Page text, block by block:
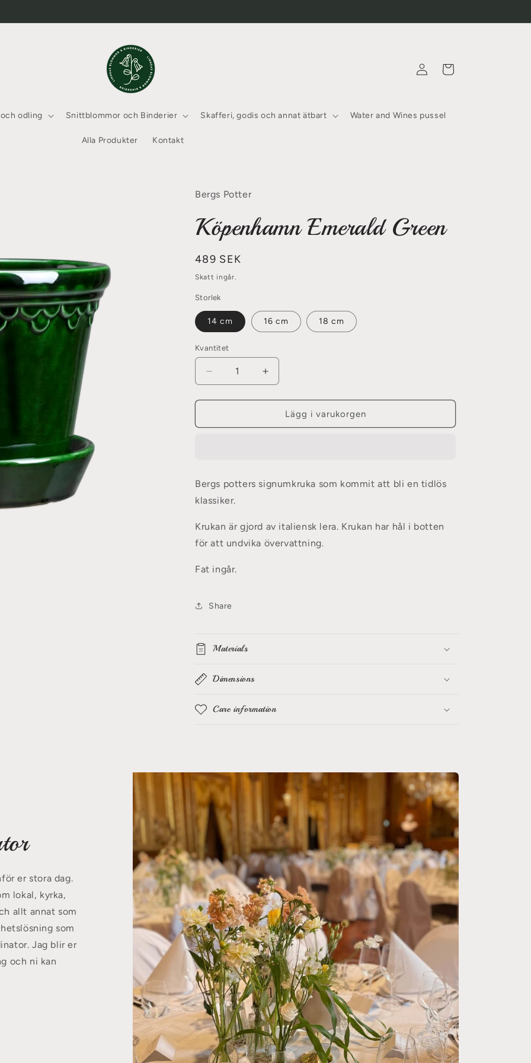
odling Snittblommor och Binderier Skafferi, godis och annat ätbart Water and Wines pussel
Alla Produkter Kontakt
Logga
Varukorg
Bergs Potter
Köpenhamn Emerald Green
Ordinarie
pris
489 SEK
Skatt ingår.
Storlek
14 cm 16 cm 18 cm
Kvantitet
Minska
kvantitet
för
Emerald
Öka
kvantitet
för
Köpenhamn
Emerald
Lägg i varukorgen
Bergs potters signumkruka som kommit att bli en tidlös
klassiker.
Krukan är gjord av italiensk lera. Krukan har hål i botten
för att undvika övervattning.
Fat ingår.
Share
Materials
Dimensions
Care information
er stora dag.
lokal, kyrka,
allt annat som
som
Jag blir er
och ni kan